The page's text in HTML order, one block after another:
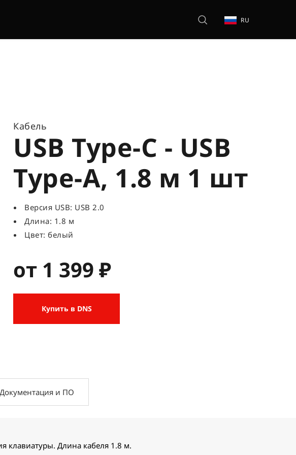
RU
Кабель
USB Type-C - USB
Type-A, 1.8 м 1 шт
Версия USB: USB 2.0
Длина: 1.8 м
Цвет: белый
от 1 399 ₽
Купить в DNS
Документация и ПО
клавиатуры. Длина кабеля 1.8 м.